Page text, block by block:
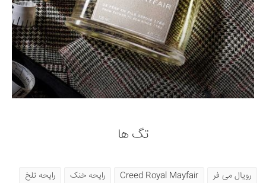
تگ ها
رویال می فر Creed Royal Mayfair رایحه خنک رایحه تلخ